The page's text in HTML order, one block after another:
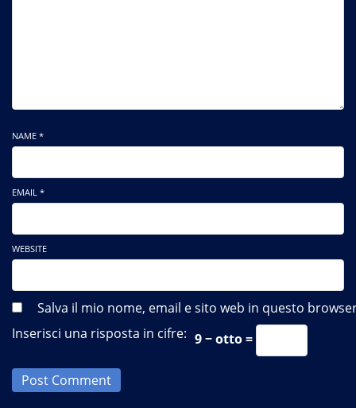
NAME *
EMAIL *
WEBSITE
Salva il mio nome, email e sito web in questo
Inserisci una risposta in cifre: 9 − otto =
Post Comment